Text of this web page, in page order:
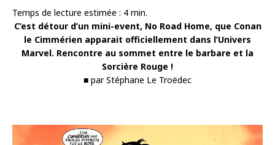
Temps de lecture estimée : 4 min.
C’est détour d’un mini-event, No Road Home, que Conan
le Cimmérien apparait officiellement dans l’Univers
Marvel. Rencontre au sommet entre le barbare et la
Sorcière Rouge !
■ par Stéphane Le Troëdec